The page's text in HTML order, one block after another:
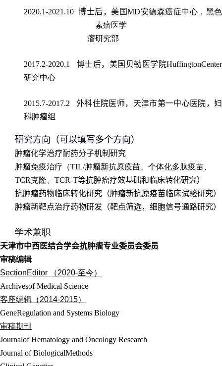
2020.1-2021.10 博士后， 美国MD安德森癌症中心，黑色
素瘤医学
瘤研究部
2017.2-2020.1 博士后， 美国贝勒医学院HuffingtonCenter
研究中心
2015.7-2017.2外科住院医师， 天津市第一中心医院，妇
科肿瘤组
研究方向（可以填写多个方向）
肿瘤化学治疗耐药分子机制研究
肿瘤免疫治疗（TIL/肿瘤新抗原疫苗、个体化多肽疫苗、
TCR克隆、 TCR-T等抗肿瘤疗效基础和临床转化研究）
抗肿瘤药物临床转化研究（肿瘤新抗原疫苗临床试验研究）
肿瘤新靶点治疗药物研发（靶点筛选， 细胞信号通路研究）
学术兼职
天津市中西医结合学会抗肿瘤专业委员会委员
审稿编辑
SectionEditor
（2020-至今）
Archivesof Medical Science
客座编辑（2014-2015）
GeneRegulation and Systems Biology
审稿期刊
Journalof Hematology and Oncology Research
Journal of BiologicalMethods